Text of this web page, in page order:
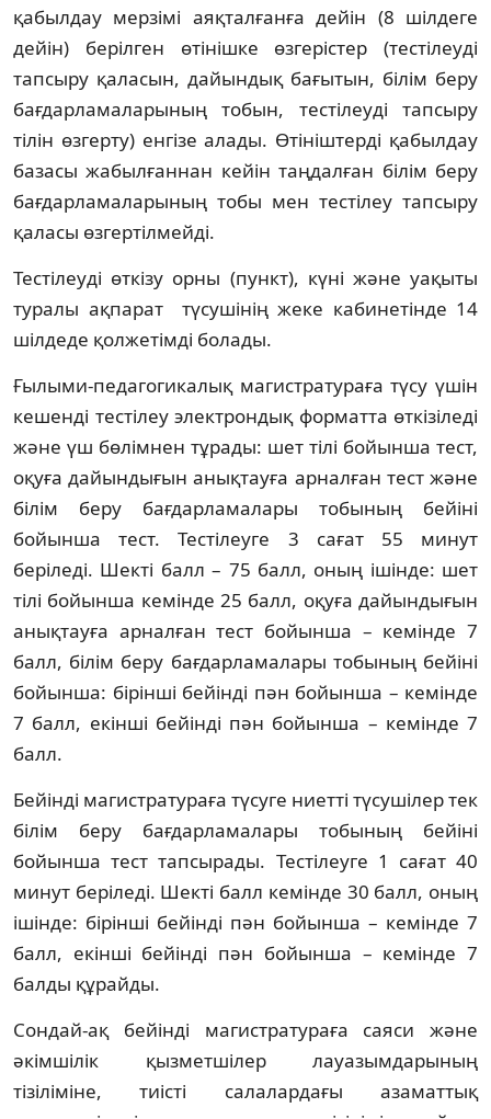
қабылдау мерзімі аяқталғанға дейін (8 шілдеге
дейін) берілген өтінішке өзгерістер (тестілеуді
тапсыру қаласын, дайындық бағытын, білім беру
бағдарламаларының тобын, тестілеуді тапсыру
тілін өзгерту) енгізе алады. Өтініштерді қабылдау
базасы жабылғаннан кейін таңдалған білім беру
бағдарламаларының тобы мен тестілеу тапсыру
қаласы өзгертілмейді.
Тестілеуді өткізу орны (пункт), күні және уақыты
туралы ақпарат түсушінің жеке кабинетінде 14
шілдеде қолжетімді болады.
Ғылыми-педагогикалық магистратураға түсу үшін
кешенді тестілеу электрондық форматта өткізіледі
және үш бөлімнен тұрады: шет тілі бойынша тест,
оқуға дайындығын анықтауға арналған тест және
білім беру бағдарламалары тобының бейіні
бойынша тест. Тестілеуге 3 сағат 55 минут
беріледі. Шекті балл – 75 балл, оның ішінде: шет
тілі бойынша кемінде 25 балл, оқуға дайындығын
анықтауға арналған тест бойынша – кемінде 7
балл, білім беру бағдарламалары тобының бейіні
бойынша: бірінші бейінді пән бойынша – кемінде
7 балл, екінші бейінді пән бойынша – кемінде 7
балл.
Бейінді магистратураға түсуге ниетті түсушілер тек
білім беру бағдарламалары тобының бейіні
бойынша тест тапсырады. Тестілеуге 1 сағат 40
минут беріледі. Шекті балл кемінде 30 балл, оның
ішінде: бірінші бейінді пән бойынша – кемінде 7
балл, екінші бейінді пән бойынша – кемінде 7
балды құрайды.
Сондай-ақ бейінді магистратураға саяси және
әкімшілік қызметшілер лауазымдарының
тізіліміне, тиісті салалардағы азаматтық